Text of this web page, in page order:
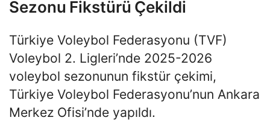
Sezonu Fikstürü Çekildi
Türkiye Voleybol Federasyonu (TVF)
Voleybol 2. Ligleri’nde 2025-2026
voleybol sezonunun fikstür çekimi,
Türkiye Voleybol Federasyonu’nun Ankara
Merkez Ofisi’nde yapıldı.